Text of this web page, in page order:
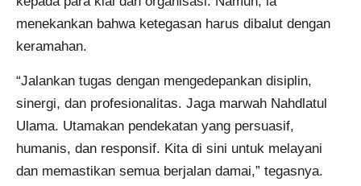
menekankan bahwa ketegasan harus dibalut dengan
keramahan.
“Jalankan tugas dengan mengedepankan disiplin,
sinergi, dan profesionalitas. Jaga marwah Nahdlatul
Ulama. Utamakan pendekatan yang persuasif,
humanis, dan responsif. Kita di sini untuk melayani
dan memastikan semua berjalan damai,” tegasnya.